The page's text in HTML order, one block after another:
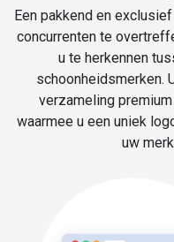
Een pakkend en
concurrenten te
u te herkennen
schoonheidsmerken.
verzameling
waarmee u een uniek
uw